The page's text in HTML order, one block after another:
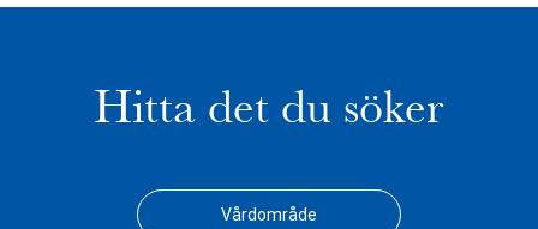
Hitta det du söker
Vårdområde